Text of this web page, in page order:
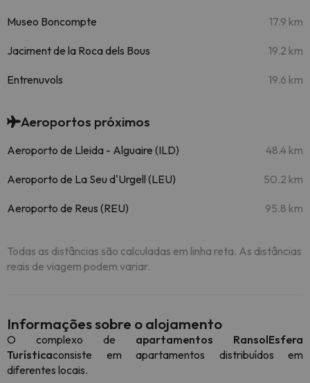
Museo Boncompte 17.9 km
Jaciment de la Roca dels Bous 19.2 km
Entrenuvols 19.6 km
Aeroportos próximos
Aeroporto de Lleida - Alguaire (ILD) 48.4 km
Aeroporto de La Seu d'Urgell (LEU) 50.2 km
Aeroporto de Reus (REU) 95.8 km
Todas as distâncias são calculadas em linha reta. As distâncias
reais de viagem podem variar.
Informações sobre o alojamento
O complexo de apartamentos RansolEsfera
Turísticaconsiste em apartamentos distribuídos em
diferentes locais.